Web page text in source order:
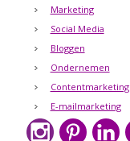
Marketing
Social Media
Bloggen
Ondernemen
Contentmarketing
E-mailmarketing